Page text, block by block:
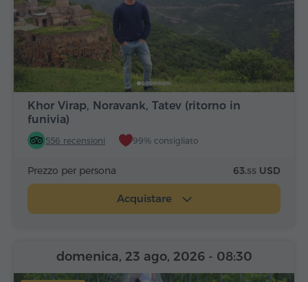
Khor Virap, Noravank, Tatev (ritorno in
funivia)
556 recensioni 99% consigliato
Prezzo per persona 63.55 USD
Acquistare
domenica, 23 ago, 2026 - 08:30